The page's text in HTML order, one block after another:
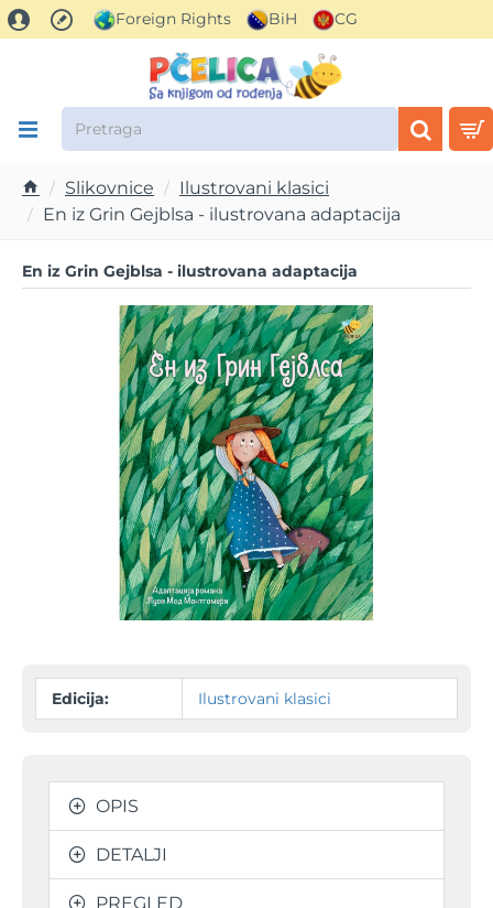
Foreign Rights BiH CG
Pretraga
h
e
Slikovnice
Ilustrovani klasici
En iz Grin Gejblsa - ilustrovana adaptacija
En iz Grin Gejblsa - ilustrovana adaptacija
Edicija: Ilustrovani klasici
OPIS
DETALJI
PREGLED